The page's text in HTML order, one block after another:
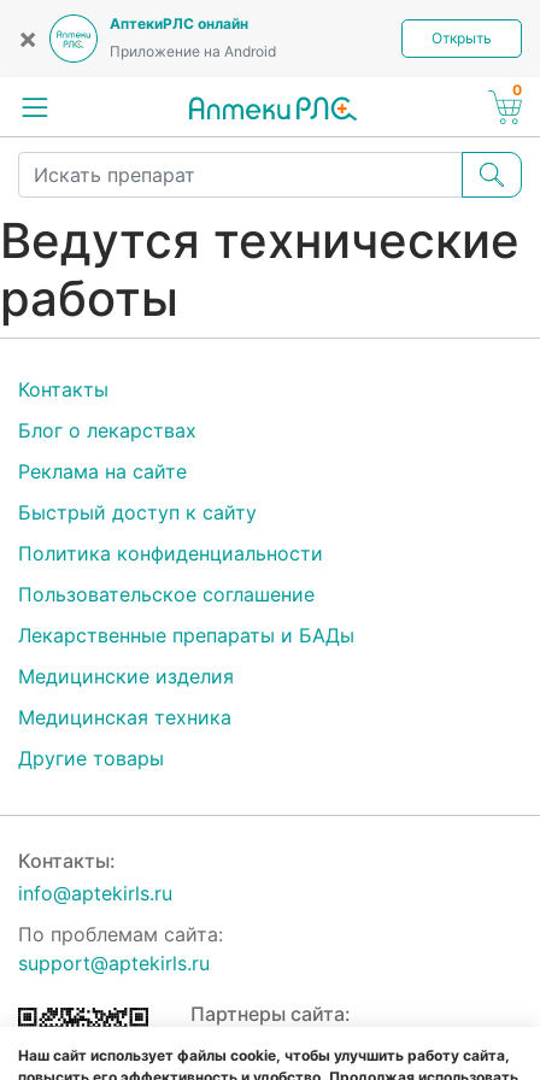
×
АптекиРЛС онлайн
Приложение на Android
Открыть
0
Ведутся технические
работы
Контакты
Блог о лекарствах
Реклама на сайте
Быстрый доступ к сайту
Политика конфиденциальности
Пользовательское соглашение
Лекарственные препараты и БАДы
Медицинские изделия
Медицинская техника
Другие товары
Контакты:
info@aptekirls.ru
По проблемам сайта:
support@aptekirls.ru
Партнеры сайта:
Наш сайт использует файлы cookie, чтобы улучшить работу сайта,